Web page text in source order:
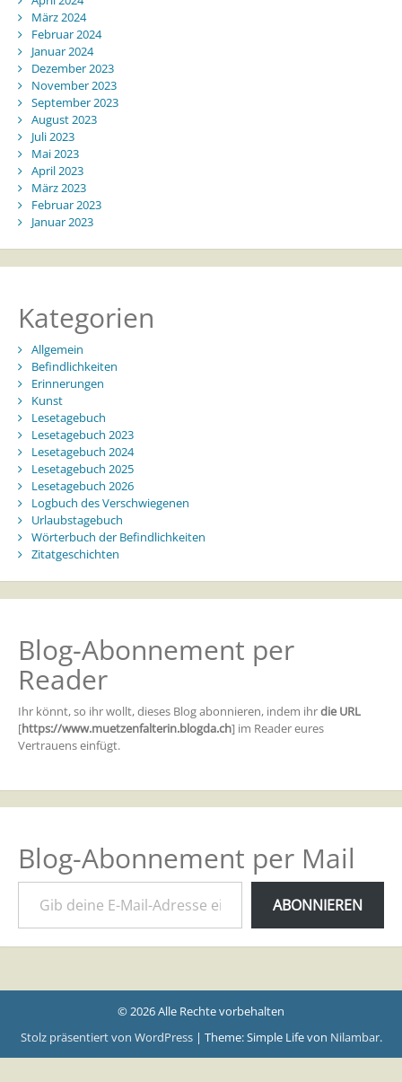
März 2024
Februar 2024
Januar 2024
Dezember 2023
November 2023
September 2023
August 2023
Juli 2023
Mai 2023
April 2023
März 2023
Februar 2023
Januar 2023
Kategorien
Allgemein
Befindlichkeiten
Erinnerungen
Kunst
Lesetagebuch
Lesetagebuch 2023
Lesetagebuch 2024
Lesetagebuch 2025
Lesetagebuch 2026
Logbuch des Verschwiegenen
Urlaubstagebuch
Wörterbuch der Befindlichkeiten
Zitatgeschichten
Blog-Abonnement per
Reader
Ihr könnt, so ihr wollt, dieses Blog abonnieren, indem ihrdie URL
[https://www.muetzenfalterin.blogda.ch] im Reader eures
Vertrauens einfügt.
Blog-Abonnement per Mail
Gib deine E-Mail-Adresse ein ...
ABONNIEREN
© 2026 Alle Rechte vorbehalten
Stolz präsentiert von WordPress | Theme: Simple Life von Nilambar.